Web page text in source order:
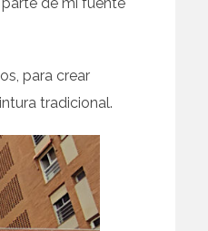
para crear
tradicional.